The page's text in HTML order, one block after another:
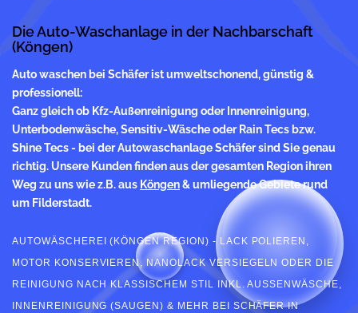
Die Auto-Waschanlage in der Nachbarschaft
(Köngen)
Auto waschen bei Schäfer ist umweltschonend, günstig &
professionell:
Ganz gleich ob Kfz-Außenreinigung oder Innenreinigung,
Unterbodenwäsche, Sensitiv-Wäsche oder Rain Tecs bzw.
Shine Tecs - bei der Autowaschanlage Schäfer sind Sie genau
richtig. Unsere Kunden finden aus der gesamten Region ihren
Weg zu uns wie z.B. aus Köngen& umliegende Gebiete rund
um Filderstadt.
AUTOWÄSCHEREI (KÖNGEN REGION) - LACK POLIEREN,
MOTOR KONSERVIEREN, NANOLACK VERSIEGELN ODER DIE
REINIGUNG NACH KLASSISCHEM STIL INKL. AUSSENWÄSCHE, I
NNENREINIGUNG (SAUGEN) & MEHR BEI SCHÄFER IN F